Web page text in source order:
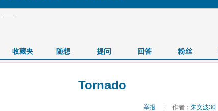
——
收藏夹 随想 提问 回答 粉丝
Tornado
作者： 朱文波30
举报